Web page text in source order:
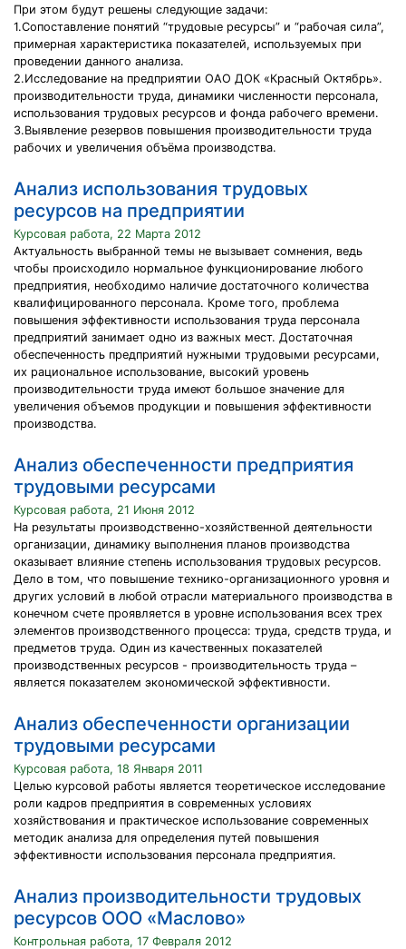
При этом будут решены следующие задачи:
1.Сопоставление понятий “трудовые ресурсы” и “рабочая сила”,
примерная характеристика показателей, используемых при
проведении данного анализа.
2.Исследование на предприятии ОАО ДОК «Красный Октябрь».
производительности труда, динамики численности персонала,
использования трудовых ресурсов и фонда рабочего времени.
3.Выявление резервов повышения производительности труда
рабочих и увеличения объёма производства.
Анализ использования трудовых
ресурсов на предприятии
Курсовая работа, 22 Марта 2012
Актуальность выбранной темы не вызывает сомнения, ведь
чтобы происходило нормальное функционирование любого
предприятия, необходимо наличие достаточного количества
квалифицированного персонала. Кроме того, проблема
повышения эффективности использования труда персонала
предприятий занимает одно из важных мест. Достаточная
обеспеченность предприятий нужными трудовыми ресурсами,
их рациональное использование, высокий уровень
производительности труда имеют большое значение для
увеличения объемов продукции и повышения эффективности
производства.
Анализ обеспеченности предприятия
трудовыми ресурсами
Курсовая работа, 21 Июня 2012
На результаты производственно-хозяйственной деятельности
организации, динамику выполнения планов производства
оказывает влияние степень использования трудовых ресурсов.
Дело в том, что повышение технико-организационного уровня и
других условий в любой отрасли материального производства в
конечном счете проявляется в уровне использования всех трех
элементов производственного процесса: труда, средств труда, и
предметов труда. Один из качественных показателей
производственных ресурсов - производительность труда –
является показателем экономической эффективности.
Анализ обеспеченности организации
трудовыми ресурсами
Курсовая работа, 18 Января 2011
Целью курсовой работы является теоретическое исследование
роли кадров предприятия в современных условиях
хозяйствования и практическое использование современных
методик анализа для определения путей повышения
эффективности использования персонала предприятия.
Анализ производительности трудовых
ресурсов ООО «Маслово»
Контрольная работа, 17 Февраля 2012